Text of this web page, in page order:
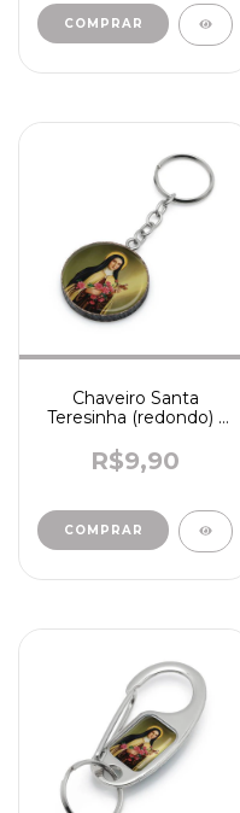
Chaveiro Santa
Teresinha (redondo) /
R$9,90